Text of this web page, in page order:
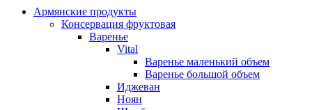
Армянские продукты
Консервация фруктовая
Варенье
Vital
Варенье маленький объем
Варенье большой объем
Иджеван
Ноян